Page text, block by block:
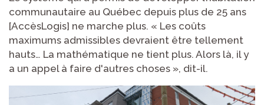
communautaire au Québec depuis plus de 25 ans
[AccèsLogis] ne marche plus. « Les coûts
maximums admissibles devraient être tellement
hauts… La mathématique ne tient plus. Alors là, il y
a un appel à faire d'autres choses », dit-il.